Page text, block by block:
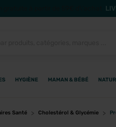
HYGIÈNE MAMAN & BÉBÉ
Santé Cholestérol & Glycémie